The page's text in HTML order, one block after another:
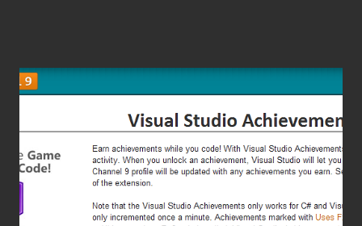
Baza Każdy plugin dla jQuery składa się z bazy, która
to w jaki sposób będzie dalej tworzona. Pierwszym
krokiem jest dostarczenie naszemu pluginowi dostępu do $
oraz zapewnienie unikalności nazw i niekolidowania z
Teraz przyszedł moment aby dodać do kodu funkcję, w